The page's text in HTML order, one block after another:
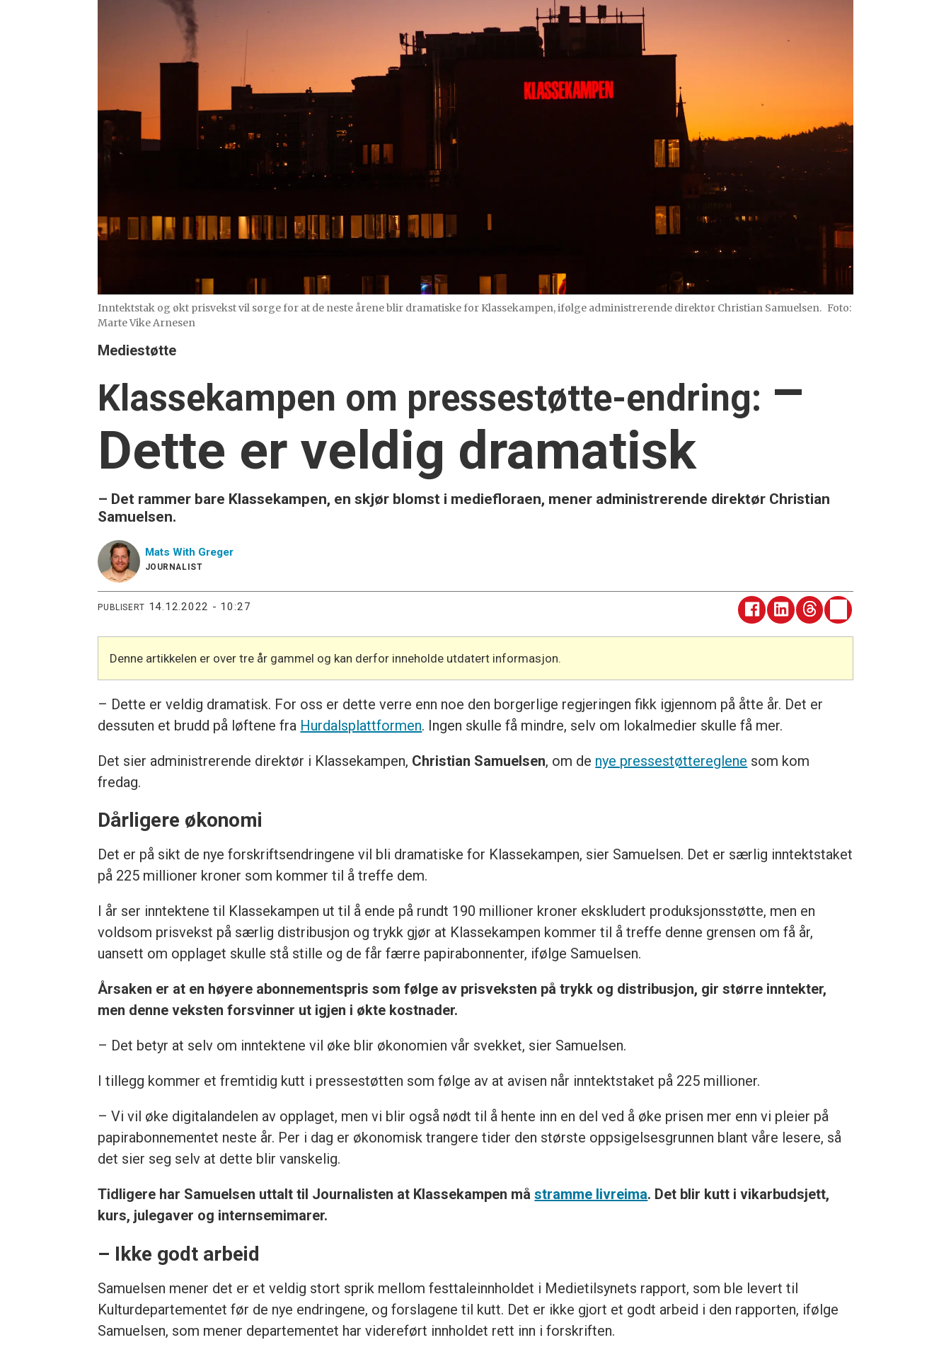
Inntektstak og økt prisvekst vil sørge for at de neste årene blir dramatiske for Klassekampen, ifølge administrerende direktør Christian Samuelsen. Foto:
Marte Vike Arnesen
Mediestøtte
Klassekampen om pressestøtte-endring: –
Dette er veldig dramatisk
– Det rammer bare Klassekampen, en skjør blomst i mediefloraen, mener administrerende direktør Christian
Samuelsen.
Mats With Greger
JOURNALIST
PUBLISERT 14.12.2022 - 10:27
Denne artikkelen er over tre år gammel og kan derfor inneholde utdatert informasjon.
– Dette er veldig dramatisk. For oss er dette verre enn noe den borgerlige regjeringen fikk igjennom på åtte år. Det er
dessuten et brudd på løftene fra Hurdalsplattformen. Ingen skulle få mindre, selv om lokalmedier skulle få mer.
Det sier administrerende direktør i Klassekampen, Christian Samuelsen, om de nye pressestøttereglene som kom
fredag.
Dårligere økonomi
Det er på sikt de nye forskriftsendringene vil bli dramatiske for Klassekampen, sier Samuelsen. Det er særlig inntektstaket
på 225 millioner kroner som kommer til å treffe dem.
I år ser inntektene til Klassekampen ut til å ende på rundt 190 millioner kroner ekskludert produksjonsstøtte, men en
voldsom prisvekst på særlig distribusjon og trykk gjør at Klassekampen kommer til å treffe denne grensen om få år,
uansett om opplaget skulle stå stille og de får færre papirabonnenter, ifølge Samuelsen.
Årsaken er at en høyere abonnementspris som følge av prisveksten på trykk og distribusjon, gir større inntekter,
men denne veksten forsvinner ut igjen i økte kostnader.
– Det betyr at selv om inntektene vil øke blir økonomien vår svekket, sier Samuelsen.
I tillegg kommer et fremtidig kutt i pressestøtten som følge av at avisen når inntektstaket på 225 millioner.
– Vi vil øke digitalandelen av opplaget, men vi blir også nødt til å hente inn en del ved å øke prisen mer enn vi pleier på
papirabonnementet neste år. Per i dag er økonomisk trangere tider den største oppsigelsesgrunnen blant våre lesere, så
det sier seg selv at dette blir vanskelig.
Tidligere har Samuelsen uttalt til Journalisten at Klassekampen måstramme livreima. Det blir kutt i vikarbudsjett,
kurs, julegaver og internsemimarer.
– Ikke godt arbeid
Samuelsen mener det er et veldig stort sprik mellom festtaleinnholdet i Medietilsynets rapport, som ble levert til
Kulturdepartementet før de nye endringene, og forslagene til kutt. Det er ikke gjort et godt arbeid i den rapporten, ifølge
Samuelsen, som mener departementet har videreført innholdet rett inn i forskriften.